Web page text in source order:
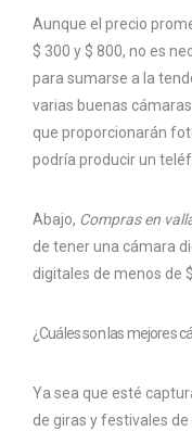
Aunque el precio
$ 300 y $ 800, no es
para sumarse a la
varias buenas
que proporcionarán
podría producir un
Abajo, Compras en
de tener una cámara
digitales de menos de
¿Cuáles son las mejores
Ya sea que esté
de giras y festivales